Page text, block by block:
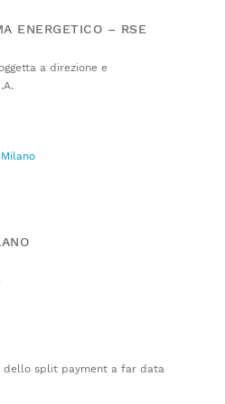
ENERGETICO – RSE
a direzione e
dello split payment a far data